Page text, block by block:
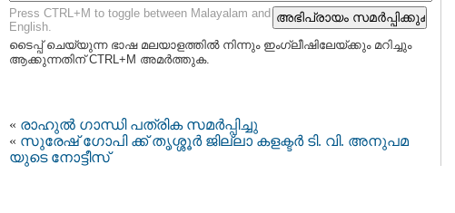
Press CTRL+M to toggle between Malayalam and
English.
ടൈപ്പ്‌ ചെയ്യുന്ന ഭാഷ മലയാളത്തില്‍ നിന്നും ഇംഗ്ലീഷിലേയ്ക്കും മറിച്ചും
ആക്കുന്നതിന് CTRL+M അമര്‍ത്തുക.
« രാഹുല്‍ ഗാന്ധി പത്രിക സമര്‍പ്പിച്ചു
« സുരേഷ് ഗോപി ക്ക് തൃശ്ശൂര്‍ ജില്ലാ കളക്ടര്‍ ടി. വി. അനുപമ
യുടെ നോട്ടീസ്